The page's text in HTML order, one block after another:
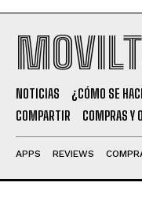
NOTICIAS ¿CÓMO SE
COMPARTIR
COMPRAS Y
APPS REVIEWS